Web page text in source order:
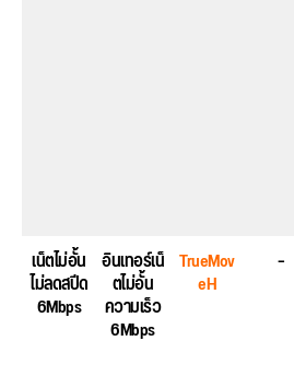
เน็ตไม่อั้น
ไม่ลดสปีด
6Mbps
อินเทอร์เน็
ตไม่อั้น
ความเร็ว
6Mbps
TrueMov
eH
–